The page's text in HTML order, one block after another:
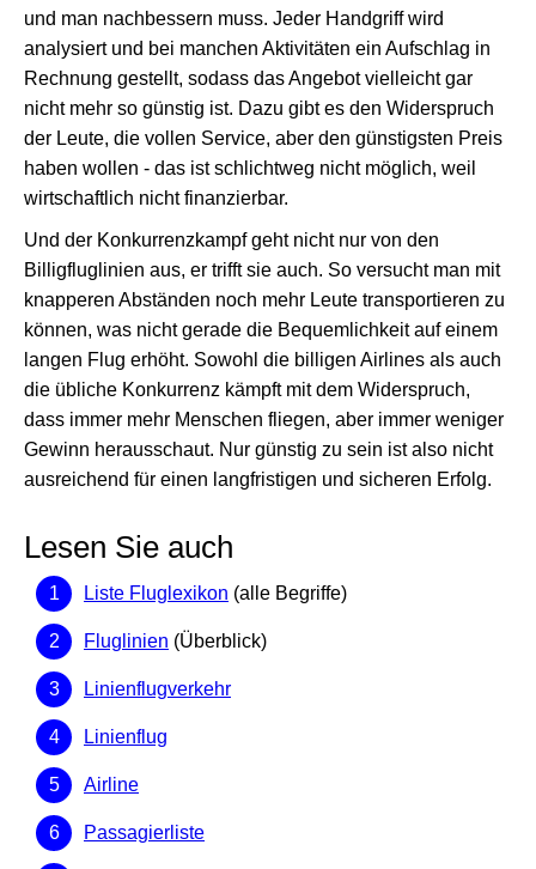
und man nachbessern muss. Jeder Handgriff wird
analysiert und bei manchen Aktivitäten ein Aufschlag in
Rechnung gestellt, sodass das Angebot vielleicht gar
nicht mehr so günstig ist. Dazu gibt es den Widerspruch
der Leute, die vollen Service, aber den günstigsten Preis
haben wollen - das ist schlichtweg nicht möglich, weil
wirtschaftlich nicht finanzierbar.
Und der Konkurrenzkampf geht nicht nur von den
Billigfluglinien aus, er trifft sie auch. So versucht man mit
knapperen Abständen noch mehr Leute transportieren zu
können, was nicht gerade die Bequemlichkeit auf einem
langen Flug erhöht. Sowohl die billigen Airlines als auch
die übliche Konkurrenz kämpft mit dem Widerspruch,
dass immer mehr Menschen fliegen, aber immer weniger
Gewinn herausschaut. Nur günstig zu sein ist also nicht
ausreichend für einen langfristigen und sicheren Erfolg.
Lesen Sie auch
Liste Fluglexikon (alle Begriffe)
Fluglinien (Überblick)
Linienflugverkehr
Linienflug
Airline
Passagierliste